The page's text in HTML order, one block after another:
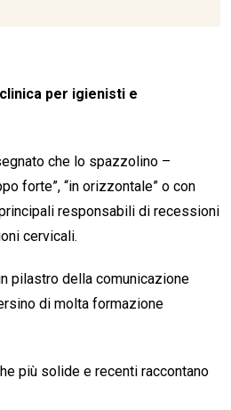
per igienisti e
che lo spazzolino –
forte”, “in orizzontale” o con
responsabili di recessioni
cervicali.
pilastro della comunicazione
di molta formazione
più solide e recenti raccontano